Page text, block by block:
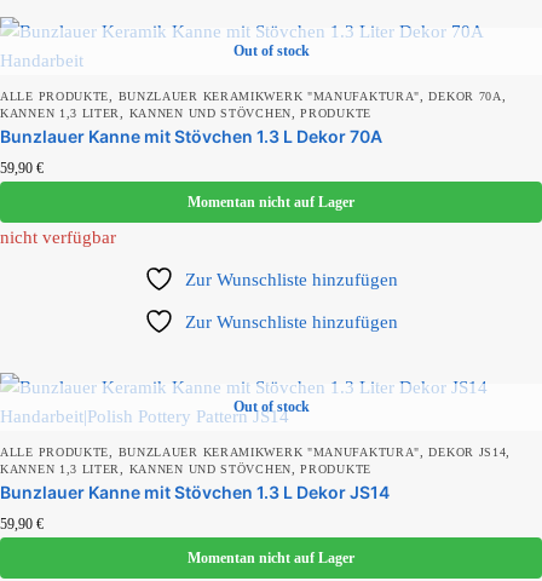
Out of stock
ALLE PRODUKTE BUNZLAUER KERAMIKWERK "MANUFAKTURA" ,DEKOR 70A
KANNEN 1,3 LITER KANNEN UND STÖVCHEN ,PRODUKTE
Bunzlauer Kanne mit Stövchen 1.3 L Dekor 70A
59,90 €
Momentan nicht auf Lager
nicht verfügbar
Zur Wunschliste hinzufügen
Zur Wunschliste hinzufügen
Out of stock
ALLE PRODUKTE BUNZLAUER KERAMIKWERK "MANUFAKTURA" ,DEKOR JS14
KANNEN 1,3 LITER KANNEN UND STÖVCHEN ,PRODUKTE
Bunzlauer Kanne mit Stövchen 1.3 L Dekor JS14
59,90 €
Momentan nicht auf Lager